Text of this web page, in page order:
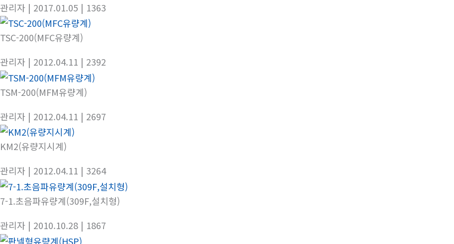
관리자 | 2017.01.05 | 1363
TSC-200(MFC유량계)
관리자 | 2012.04.11 | 2392
TSM-200(MFM유량계)
관리자 | 2012.04.11 | 2697
KM2(유량지시계)
관리자 | 2012.04.11 | 3264
7-1.초음파유량계(309F,설치형)
관리자 | 2010.10.28 | 1867